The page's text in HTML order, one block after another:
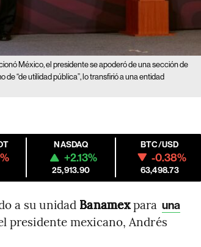
México, el presidente se apoderó de una sección de
“de utilidad pública”, lo transfirió a una entidad
NASDAQ
+2.13%
25,913.90
BTC/USD
-0.38%
63,498.73
a su unidad Banamexpara una
presidente mexicano, Andrés